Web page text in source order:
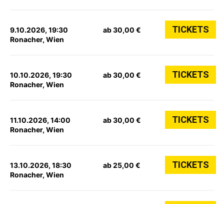
9.10.2026, 19:30
Ronacher, Wien
ab 30,00 € TICKETS
10.10.2026, 19:30
Ronacher, Wien
ab 30,00 € TICKETS
11.10.2026, 14:00
Ronacher, Wien
ab 30,00 € TICKETS
13.10.2026, 18:30
Ronacher, Wien
ab 25,00 € TICKETS